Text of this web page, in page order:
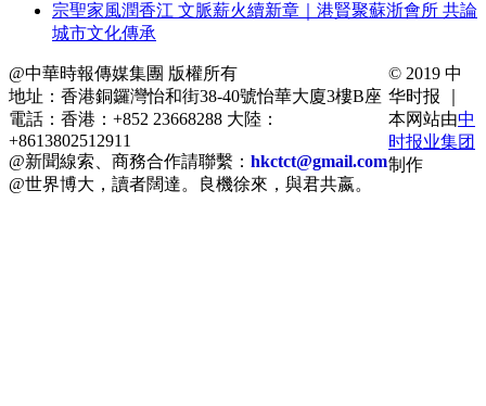
宗聖家風潤香江 文脈薪火續新章｜港賢聚蘇浙會所 共論
城市文化傳承
@中華時報傳媒集團 版權所有
地址：香港銅鑼灣怡和街38-40號怡華大廈3樓B座
電話：香港：+852 23668288 大陸：
+8613802512911
@新聞線索、商務合作請聯繫： hkctct@gmail.com
@世界博大，讀者闊達。良機徐來，與君共嬴。
© 2019 中
华时报 ｜
本网站由中
时报业集团
制作